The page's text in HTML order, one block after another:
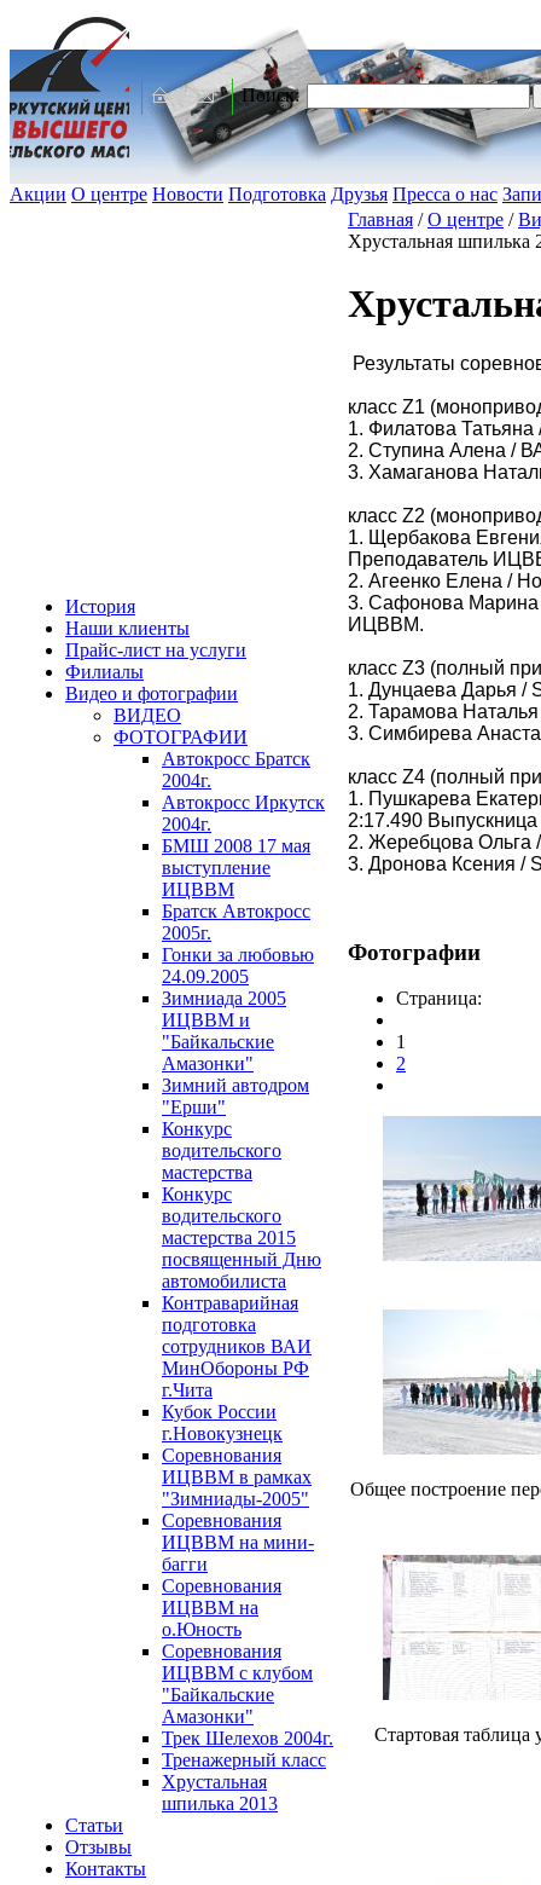
Поиск:
Акции О центре Новости Подготовка Друзья Пресса о нас
История
Наши клиенты
Прайс-лист на услуги
Филиалы
Видео и фотографии
ВИДЕО
ФОТОГРАФИИ
Автокросс Братск
2004г.
Автокросс Иркутск
2004г.
БМШ 2008 17 мая
выступление
ИЦВВМ
Братск Автокросс
2005г.
Гонки за любовью
24.09.2005
Зимниада 2005
ИЦВВМ и
"Байкальские
Амазонки"
Зимний автодром
"Ерши"
Конкурс
водительского
мастерства
Конкурс
водительского
мастерства 2015
посвященный Дню
автомобилиста
Контраварийная
подготовка
сотрудников ВАИ
МинОбороны РФ
г.Чита
Кубок России
г.Новокузнецк
Соревнования
ИЦВВМ в рамках
"Зимниады-2005"
Соревнования
ИЦВВМ на мини-
багги
Соревнования
ИЦВВМ на
о.Юность
Соревнования
ИЦВВМ с клубом
"Байкальские
Амазонки"
Трек Шелехов 2004г.
Тренажерный класс
Хрустальная
шпилька 2013
Статьи
Отзывы
Контакты
Главная /О центре /
Хрустальная шпилька
Результаты
класс Z1
1. Филатова
2. Ступина Алена /
3. Хамаганова
класс Z2
1. Щербакова
Преподаватель
2. Агеенко Елена /
3. Сафонова Марина
ИЦВВМ.
класс Z3 (полный
1. Дунцаева Дарья /
2. Тарамова
3. Симбирева
класс Z4 (полный
1. Пушкарева
2:17.490
2. Жеребцова Ольга
3. Дронова Ксения /
Фотографии
Страница:
1
2
Общее построение
Стартовая таблица